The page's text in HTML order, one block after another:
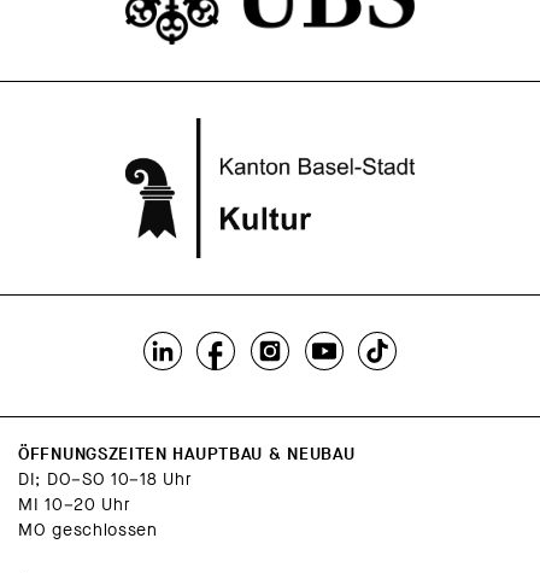
ÖFFNUNGSZEITEN HAUPTBAU & NEUBAU
DI; DO–SO 10–18 Uhr
MI 10–20 Uhr
MO geschlossen